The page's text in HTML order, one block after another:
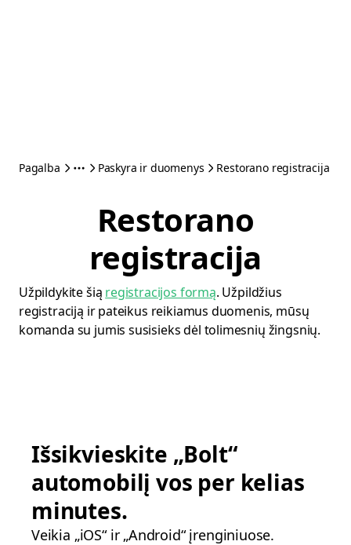
Pagalba Paskyra ir duomenys Restorano registracija
Restorano
registracija
Užpildykite šią registracijos formą. Užpildžius
registraciją ir pateikus reikiamus duomenis, mūsų
komanda su jumis susisieks dėl tolimesnių žingsnių.
Išsikvieskite „Bolt“
automobilį vos per kelias
minutes.
Veikia „iOS“ ir „Android“ įrenginiuose.